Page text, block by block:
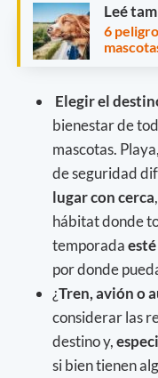
Leé
6
Elegir el
bienestar de
mascotas.
de seguridad
lugar con cerca
hábitat donde
temporada
por donde
¿Tren, avión o
considerar las
destino y,
si bien tienen